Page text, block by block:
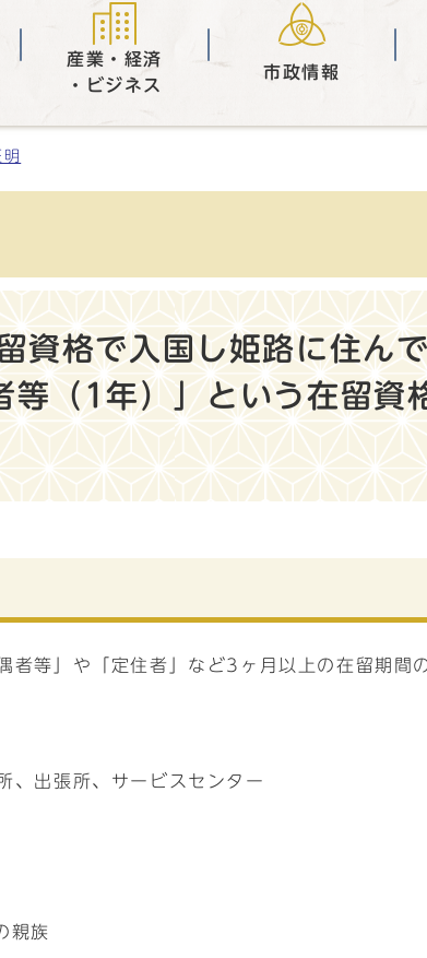
産業・経済
・ビジネス
市政情報
資格で入国し姫路に住ん
等（1年）」という在留資
等」や「定住者」など3ヶ月以上の在留期間
、出張所、サービスセンター
親族